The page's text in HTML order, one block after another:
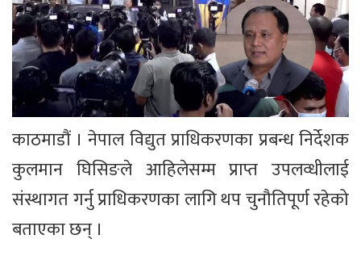
काठमाडौं । नेपाल विद्युत प्राधिकरणका प्रबन्ध निर्देशक
कुलमान घिसिङले आहिलेसम्म प्राप्त उपलव्धीलाई
संस्थागत गर्नु प्राधिकरणका लागि थप चुनौतिपूर्ण रहेको
बताएका छन् ।